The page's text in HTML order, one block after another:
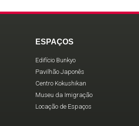
ESPAÇOS
Edifício Bunkyo
Pavilhão Japonês
Centro Kokushikan
Museu da Imigração
Locação de Espaços